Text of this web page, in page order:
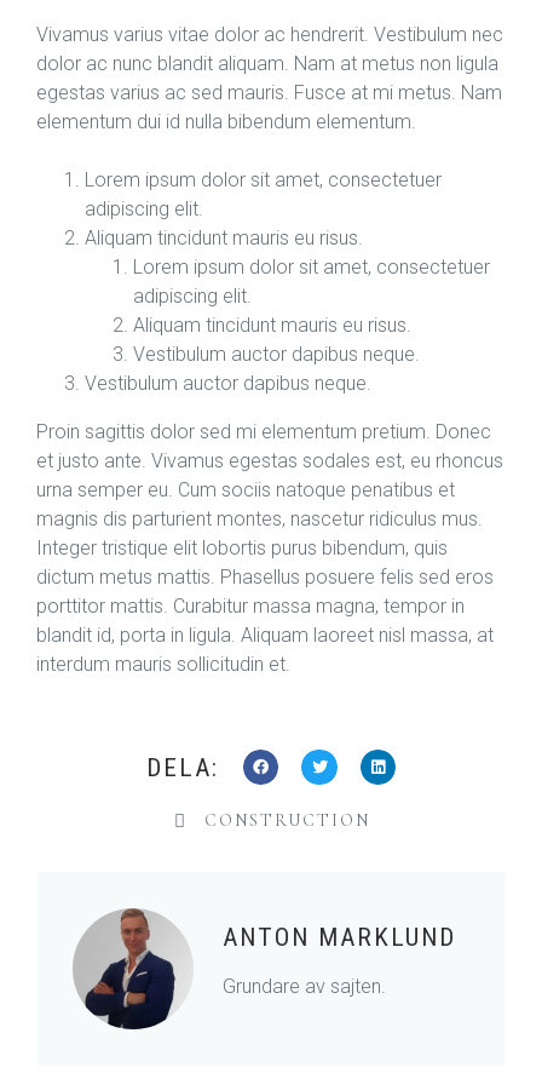
Vivamus varius vitae dolor ac hendrerit. Vestibulum nec
dolor ac nunc blandit aliquam. Nam at metus non ligula
egestas varius ac sed mauris. Fusce at mi metus. Nam
elementum dui id nulla bibendum elementum.
Lorem ipsum dolor sit amet, consectetuer
adipiscing elit.
Aliquam tincidunt mauris eu risus.
Lorem ipsum dolor sit amet, consectetuer
adipiscing elit.
Aliquam tincidunt mauris eu risus.
Vestibulum auctor dapibus neque.
Vestibulum auctor dapibus neque.
Proin sagittis dolor sed mi elementum pretium. Donec
et justo ante. Vivamus egestas sodales est, eu rhoncus
urna semper eu. Cum sociis natoque penatibus et
magnis dis parturient montes, nascetur ridiculus mus.
Integer tristique elit lobortis purus bibendum, quis
dictum metus mattis. Phasellus posuere felis sed eros
porttitor mattis. Curabitur massa magna, tempor in
blandit id, porta in ligula. Aliquam laoreet nisl massa, at
interdum mauris sollicitudin et.
DELA:
CONSTRUCTION
ANTON MARKLUND
Grundare av sajten.